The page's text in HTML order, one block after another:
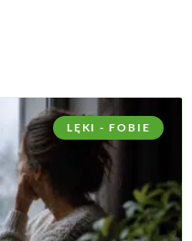
LĘKI - FOBIE